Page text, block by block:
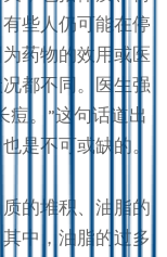
些人仍可能在停
药物的效用或医
都不同。医生强
痘。”这句话道出
是不可或缺的。
的堆积、油脂的
中，油脂的过多